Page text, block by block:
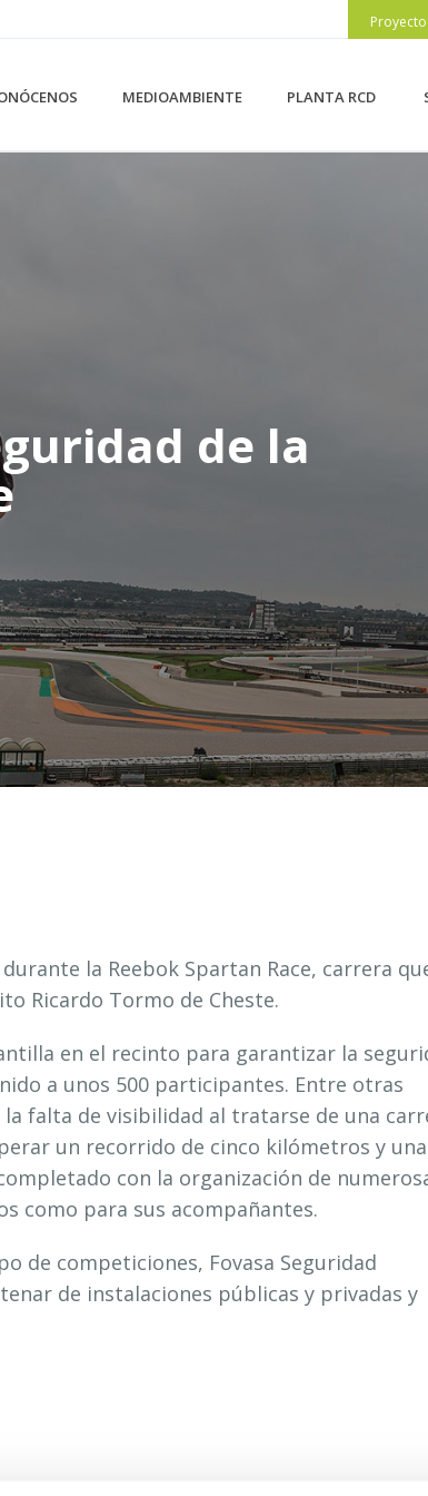
MEDIOAMBIENTE PLANTA RCD
de la
la Reebok Spartan Race, carrera
Ricardo Tormo de Cheste.
en el recinto para garantizar la
a unos 500 participantes. Entre otras
falta de visibilidad al tratarse de una
un recorrido de cinco kilómetros y una
con la organización de
como para sus acompañantes.
de competiciones, Fovasa Seguridad
de instalaciones públicas y privadas y